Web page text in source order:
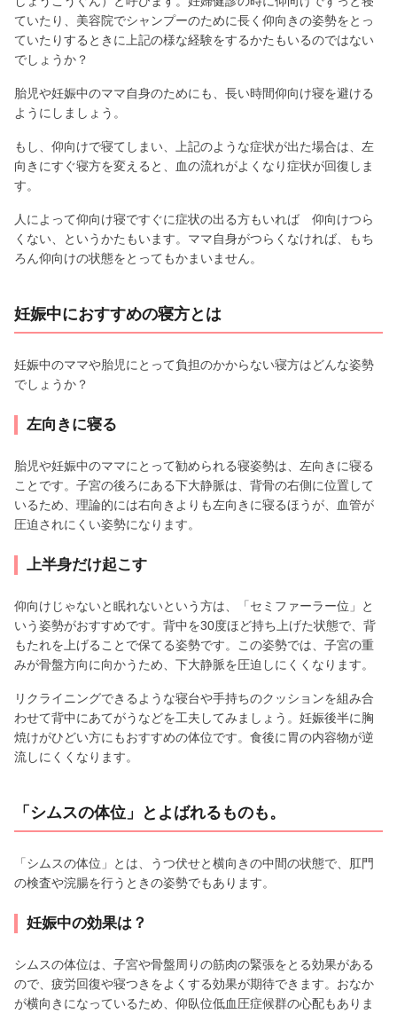
ていたり、美容院でシャンプーのために長く仰向きの姿勢をとっ
ていたりするときに上記の様な経験をするかたもいるのではない
でしょうか？
胎児や妊娠中のママ自身のためにも、長い時間仰向け寝を避ける
ようにしましょう。
もし、仰向けで寝てしまい、上記のような症状が出た場合は、左
向きにすぐ寝方を変えると、血の流れがよくなり症状が回復しま
す。
人によって仰向け寝ですぐに症状の出る方もいれば 仰向けつら
くない、というかたもいます。ママ自身がつらくなければ、もち
ろん仰向けの状態をとってもかまいません。
妊娠中におすすめの寝方とは
妊娠中のママや胎児にとって負担のかからない寝方はどんな姿勢
でしょうか？
左向きに寝る
胎児や妊娠中のママにとって勧められる寝姿勢は、左向きに寝る
ことです。子宮の後ろにある下大静脈は、背骨の右側に位置して
いるため、理論的には右向きよりも左向きに寝るほうが、血管が
圧迫されにくい姿勢になります。
上半身だけ起こす
仰向けじゃないと眠れないという方は、「セミファーラー位」と
いう姿勢がおすすめです。背中を30度ほど持ち上げた状態で、背
もたれを上げることで保てる姿勢です。この姿勢では、子宮の重
みが骨盤方向に向かうため、下大静脈を圧迫しにくくなります。
リクライニングできるような寝台や手持ちのクッションを組み合
わせて背中にあてがうなどを工夫してみましょう。妊娠後半に胸
焼けがひどい方にもおすすめの体位です。食後に胃の内容物が逆
流しにくくなります。
「シムスの体位」とよばれるものも。
「シムスの体位」とは、うつ伏せと横向きの中間の状態で、肛門
の検査や浣腸を行うときの姿勢でもあります。
妊娠中の効果は？
シムスの体位は、子宮や骨盤周りの筋肉の緊張をとる効果がある
ので、疲労回復や寝つきをよくする効果が期待できます。おなか
が横向きになっているため、仰臥位低血圧症候群の心配もありま